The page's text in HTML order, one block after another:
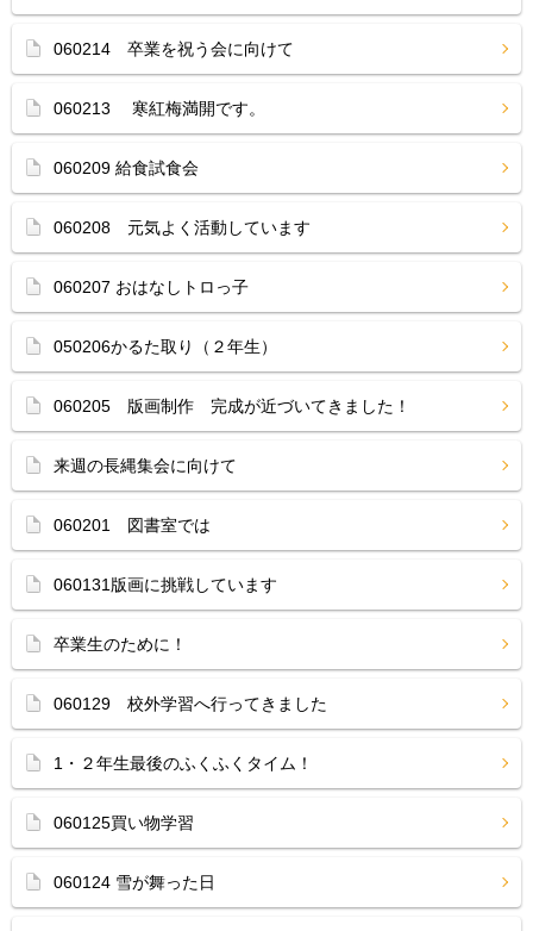
060214 卒業を祝う会に向けて
060213 寒紅梅満開です。
060209 給食試食会
060208 元気よく活動しています
060207 おはなしトロっ子
050206かるた取り（２年生）
060205 版画制作 完成が近づいてきました！
来週の長縄集会に向けて
060201 図書室では
060131版画に挑戦しています
卒業生のために！
060129 校外学習へ行ってきました
1・２年生最後のふくふくタイム！
060125買い物学習
060124 雪が舞った日